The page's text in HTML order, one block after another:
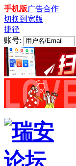
手机版广告合作
切换到宽版
捷径
账号: